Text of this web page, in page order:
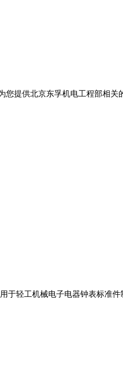
提供北京东孚机电工程部相
轻工机械电子电器钟表标准